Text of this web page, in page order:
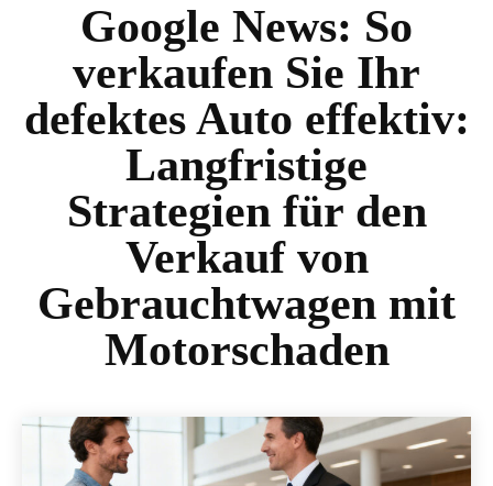
Google News: So
verkaufen Sie Ihr
defektes Auto effektiv:
Langfristige
Strategien für den
Verkauf von
Gebrauchtwagen mit
Motorschaden